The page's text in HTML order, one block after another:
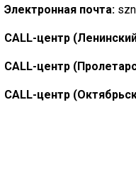
🔊
Электронная почта:
CALL-центр
CALL-центр
CALL-центр